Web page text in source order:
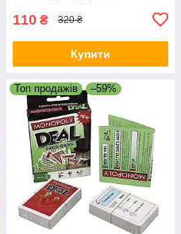
110 ₴ 320 ₴
Купити
Топ продажів –59%